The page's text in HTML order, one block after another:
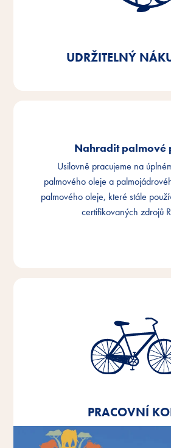
UDRŽITELNÝ
vedlejších produktů z ryb, které
Nahradit palmové
Usilovně pracujeme na
palmového oleje a
palmového oleje, které stále
certifikovaných zdrojů
PRACOVNÍ
Pracovní kolo
Od roku 2020 nabízíme všem
leasing na pracovní